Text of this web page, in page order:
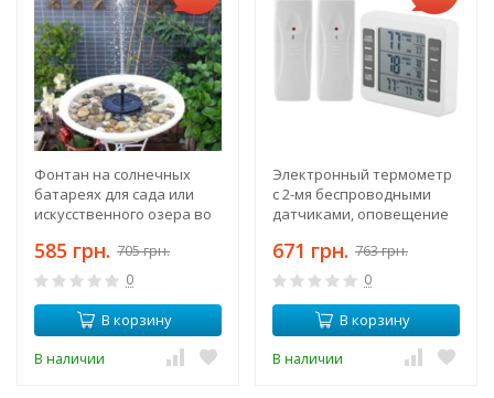
Фонтан на солнечных
батареях для сада или
искусственного озера во
585 грн. 705 грн.
0
В корзину
В наличии
Электронный термометр
с 2-мя беспроводными
датчиками, оповещение
температуре
671 грн. 763 грн.
0
В корзину
В наличии